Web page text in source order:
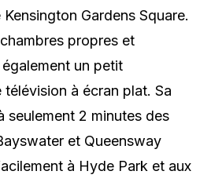
Gardens Square.
propres et
un petit
à écran plat. Sa
seulement 2 minutes des
et Queensway
à Hyde Park et aux